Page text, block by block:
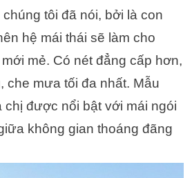
tôi đã nói, bởi là con
hệ mái thái sẽ làm cho
mẻ. Có nét đẳng cấp hơn,
che mưa tối đa nhất. Mẫu
chị được nổi bật với mái ngói
không gian thoáng đãng